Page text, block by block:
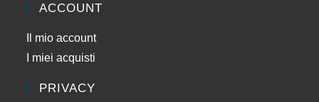
ACCOUNT
Il mio account
I miei acquisti
PRIVACY